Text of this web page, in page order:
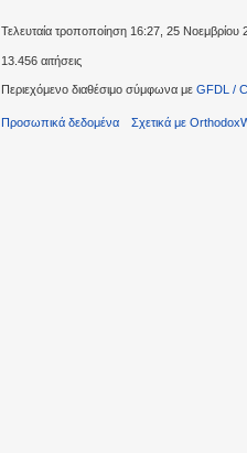
Τελευταία τροποποίηση 16:27, 25 Νοεμβρίου
13.456 αιτήσεις
Περιεχόμενο διαθέσιμο σύμφωνα με GFDL /
Προσωπικά δεδομένα Σχετικά με